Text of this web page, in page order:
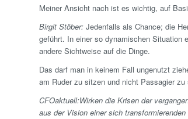
Meiner Ansicht nach ist es wichtig, auf
Birgit Stöber: Jedenfalls als Chance; die
geführt. In einer so dynamischen Situation
andere Sichtweise auf die Dinge.
Das darf man in keinem Fall ungenutzt
am Ruder zu sitzen und nicht Passagier
CFOaktuell:Wirken die Krisen der
aus der Vision einer sich